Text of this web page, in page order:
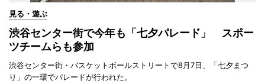
見る・遊ぶ
渋谷センター街で今年も「七夕パレード」 スポー
ツチームらも参加
渋谷センター街・バスケットボールストリートで8月7日、「七夕まつ
り」の一環でパレードが行われた。